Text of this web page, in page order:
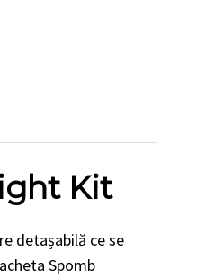
Kit
detașabilă ce se
Spomb